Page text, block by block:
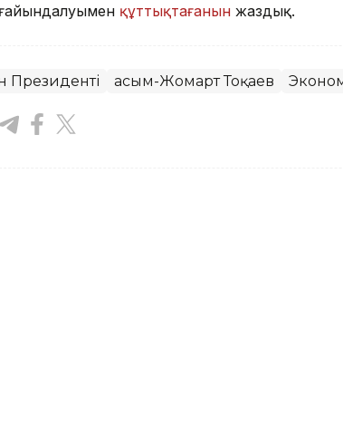
құттықтағанын жаздық.
Президенті Қасым-Жомарт Тоқаев